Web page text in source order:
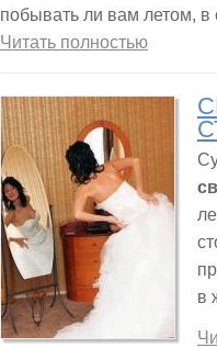
побывать ли вам летом,
Читать полностью
в